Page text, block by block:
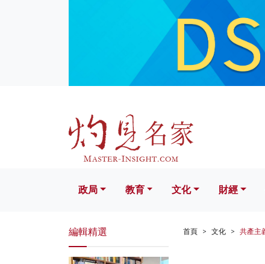
文化 財經 生活
政局 教育 文化 財經
首頁 文化 共產主
編輯精選